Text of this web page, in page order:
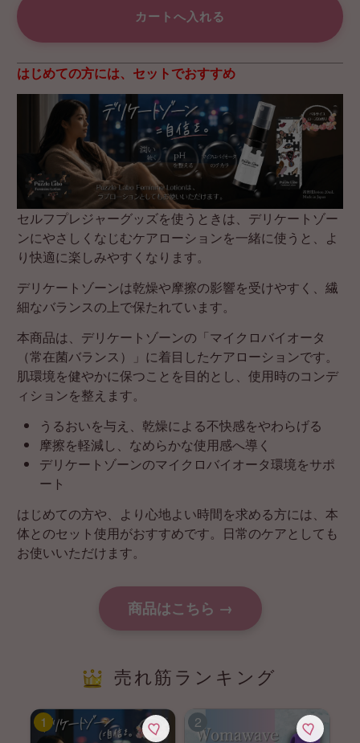
はじめての方には、セットでおすすめ
セルフプレジャーグッズを使うときは、デリケートゾー
ンにやさしくなじむケアローションを一緒に使うと、よ
り快適に楽しみやすくなります。
デリケートゾーンは乾燥や摩擦の影響を受けやすく、繊
細なバランスの上で保たれています。
本商品は、デリケートゾーンの「マイクロバイオータ
（常在菌バランス）」に着目したケアローションです。
肌環境を健やかに保つことを目的とし、使用時のコンデ
ィションを整えます。
うるおいを与え、乾燥による不快感をやわらげる
摩擦を軽減し、なめらかな使用感へ導く
デリケートゾーンのマイクロバイオータ環境をサポ
ート
はじめての方や、より心地よい時間を求める方には、本
体とのセット使用がおすすめです。日常のケアとしても
お使いいただけます。
商品はこちら →
売れ筋ランキング